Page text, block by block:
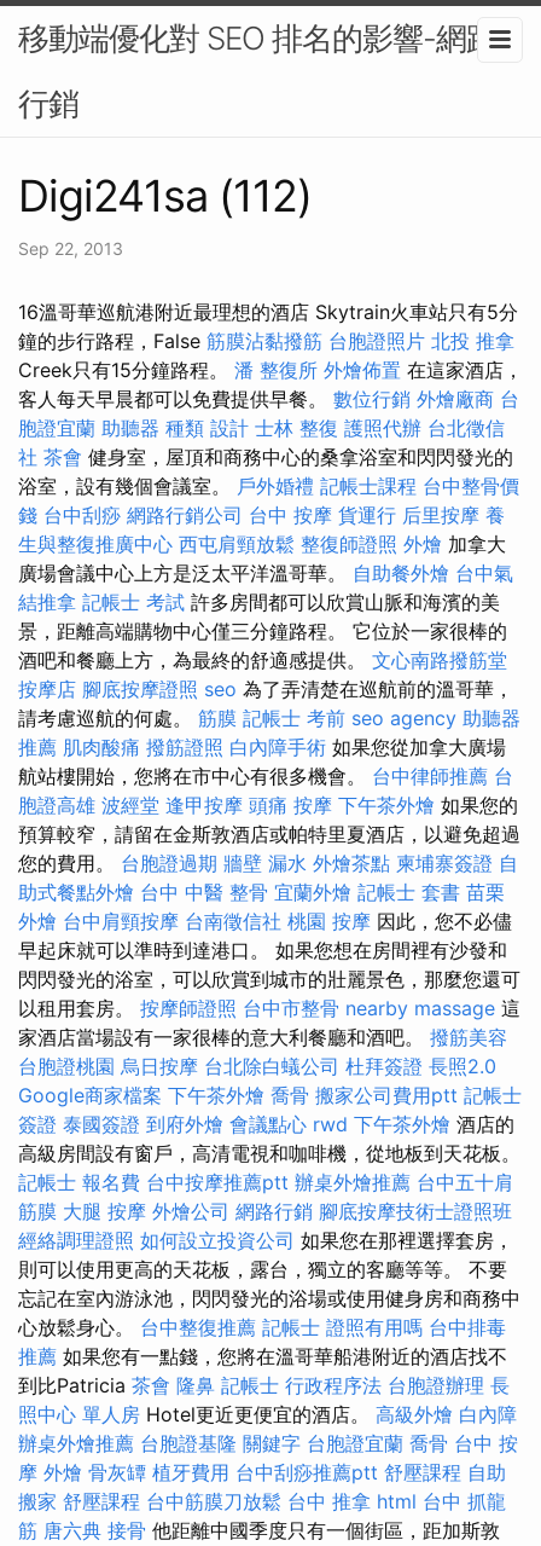
移動端優化對 SEO 排名的影響-網路
行銷
Digi241sa (112)
Sep 22, 2013
16溫哥華巡航港附近最理想的酒店 Skytrain火車站只有5分
鐘的步行路程，False 筋膜沾黏撥筋 台胞證照片 北投 推拿
Creek只有15分鐘路程。 潘 整復所 外燴佈置 在這家酒店，
客人每天早晨都可以免費提供早餐。 數位行銷 外燴廠商 台
胞證宜蘭 助聽器 種類 設計 士林 整復 護照代辦 台北徵信
社 茶會 健身室，屋頂和商務中心的桑拿浴室和閃閃發光的
浴室，設有幾個會議室。 戶外婚禮 記帳士課程 台中整骨價
錢 台中刮痧 網路行銷公司 台中 按摩 貨運行 后里按摩 養
生與整復推廣中心 西屯肩頸放鬆 整復師證照 外燴 加拿大
廣場會議中心上方是泛太平洋溫哥華。 自助餐外燴 台中氣
結推拿 記帳士 考試 許多房間都可​​以欣賞山脈和海濱的美
景，距離高端購物中心僅三分鐘路程。 它位於一家很棒的
酒吧和餐廳上方，為最終的舒適感提供。 文心南路撥筋堂
按摩店 腳底按摩證照 seo 為了弄清楚在巡航前的溫哥華，
請考慮巡航的何處。 筋膜 記帳士 考前 seo agency 助聽器
推薦 肌肉酸痛 撥筋證照 白內障手術 如果您從加拿大廣場
航站樓開始，您將在市中心有很多機會。 台中律師推薦 台
胞證高雄 波經堂 逢甲按摩 頭痛 按摩 下午茶外燴 如果您的
預算較窄，請留在金斯敦酒店或帕特里夏酒店，以避免超過
您的費用。 台胞證過期 牆壁 漏水 外燴茶點 柬埔寨簽證 自
助式餐點外燴 台中 中醫 整骨 宜蘭外燴 記帳士 套書 苗栗
外燴 台中肩頸按摩 台南徵信社 桃園 按摩 因此，您不必儘
早起床就可以準時到達港口。 如果您想在房間裡有沙發和
閃閃發光的浴室，可以欣賞到城市的壯麗景色，那麼您還可
以租用套房。 按摩師證照 台中市整骨 nearby massage 這
家酒店當場設有一家很棒的意大利餐廳和酒吧。 撥筋美容
台胞證桃園 烏日按摩 台北除白蟻公司 杜拜簽證 長照2.0
Google商家檔案 下午茶外燴 喬骨 搬家公司費用ptt 記帳士
簽證 泰國簽證 到府外燴 會議點心 rwd 下午茶外燴 酒店的
高級房間設有窗戶，高清電視和咖啡機，從地板到天花板。
記帳士 報名費 台中按摩推薦ptt 辦桌外燴推薦 台中五十肩
筋膜 大腿 按摩 外燴公司 網路行銷 腳底按摩技術士證照班
經絡調理證照 如何設立投資公司 如果您在那裡選擇套房，
則可以使用更高的天花板，露台，獨立的客廳等等。 不要
忘記在室內游泳池，閃閃發光的浴場或使用健身房和商務中
心放鬆身心。 台中整復推薦 記帳士 證照有用嗎 台中排毒
推薦 如果您有一點錢，您將在溫哥華船港附近的酒店找不
到比Patricia 茶會 隆鼻 記帳士 行政程序法 台胞證辦理 長
照中心 單人房 Hotel更近更便宜的酒店。 高級外燴 白內障
辦桌外燴推薦 台胞證基隆 關鍵字 台胞證宜蘭 喬骨 台中 按
摩 外燴 骨灰罈 植牙費用 台中刮痧推薦ptt 舒壓課程 自助
搬家 舒壓課程 台中筋膜刀放鬆 台中 推拿 html 台中 抓龍
筋 唐六典 接骨 他距離中國季度只有一個街區，距加斯敦